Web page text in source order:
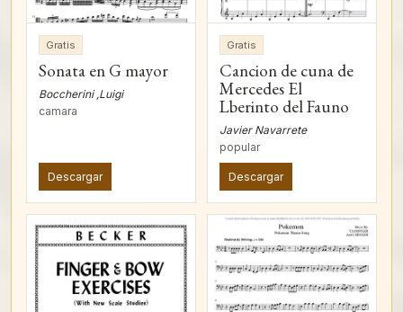
Gratis
Sonata en G mayor
Boccherini ,Luigi
camara
Descargar
Gratis
Cancion de cuna de
Mercedes El
Lberinto del Fauno
Javier Navarrete
popular
Descargar